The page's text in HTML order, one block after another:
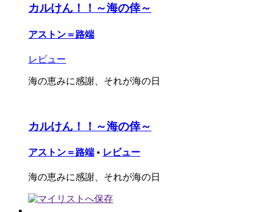
カルけん！！～海の倖～
アストン＝路端
レビュー
海の恵みに感謝、それが海の日
カルけん！！～海の倖～
アストン＝路端 • レビュー
海の恵みに感謝、それが海の日